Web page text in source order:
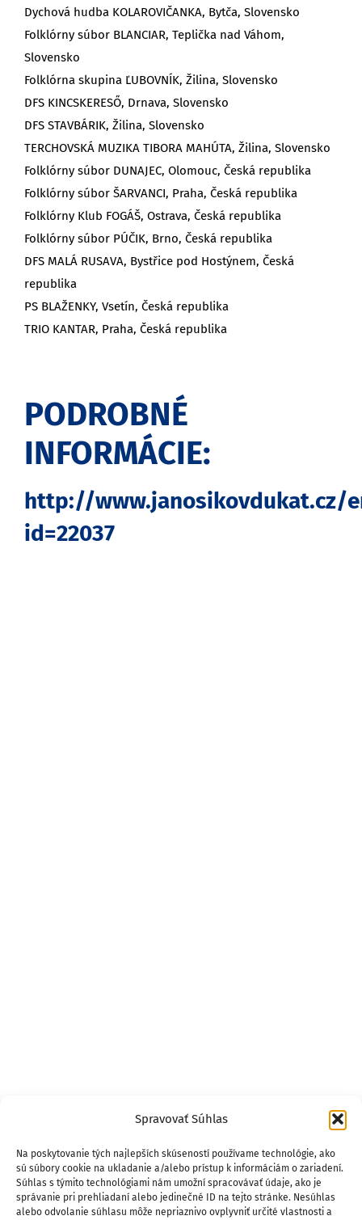
Spravovať Súhlas
Na poskytovanie tých najlepších skúseností používame technológie, ako
sú súbory cookie na ukladanie a/alebo prístup k informáciám o zariadení.
Súhlas s týmito technológiami nám umožní spracovávať údaje, ako je
správanie pri prehliadaní alebo jedinečné ID na tejto stránke. Nesúhlas
alebo odvolanie súhlasu môže nepriaznivo ovplyvniť určité vlastnosti a
Dychová hudba KOLAROVIČANKA, Bytča, Slovensko
Folklórny súbor BLANCIAR, Teplička nad Váhom,
Slovensko
Folklórna skupina ĽUBOVNÍK, Žilina, Slovensko
DFS KINCSKERESŐ, Drnava, Slovensko
DFS STAVBÁRIK, Žilina, Slovensko
TERCHOVSKÁ MUZIKA TIBORA MAHÚTA, Žilina, Slovensko
Folklórny súbor DUNAJEC, Olomouc, Česká republika
Folklórny súbor ŠARVANCI, Praha, Česká republika
Folklórny Klub FOGÁŠ, Ostrava, Česká republika
Folklórny súbor PÚČIK, Brno, Česká republika
DFS MALÁ RUSAVA, Bystřice pod Hostýnem, Česká
republika
PS BLAŽENKY, Vsetín, Česká republika
TRIO KANTAR, Praha, Česká republika
PODROBNÉ
INFORMÁCIE:
http://www.janosikovdukat.cz/
id=22037